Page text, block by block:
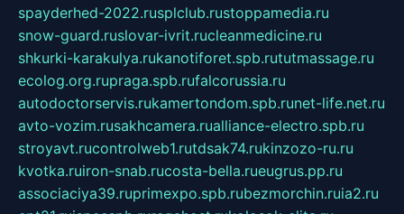
spayderhed-2022.rusplclub.rustoppamedia.ru
snow-guard.ruslovar-ivrit.rucleanmedicine.ru
shkurki-karakulya.rukanotiforet.spb.rututmassage.ru
ecolog.org.rupraga.spb.rufalcorussia.ru
autodoctorservis.rukamertondom.spb.runet-life.net.ru
avto-vozim.rusakhcamera.rualliance-electro.spb.ru
stroyavt.rucontrolweb1.rutdsak74.rukinzozo-ru.ru
kvotka.ruiron-snab.rucosta-bella.rueugrus.pp.ru
associaciya39.ruprimexpo.spb.rubezmorchin.ruia2.ru